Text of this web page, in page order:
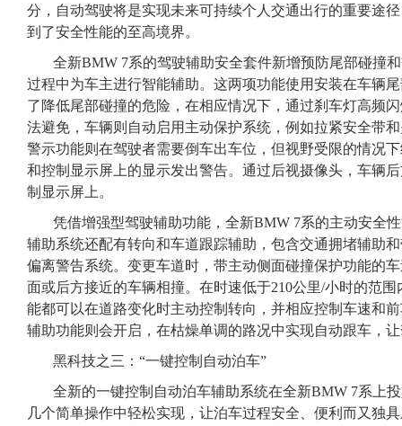
分，自动驾驶将是实现未来可持续个人交通出行的重要途
到了安全性能的至高境界。
全新BMW 7系的驾驶辅助安全套件新增预防尾部碰撞
过程中为车主进行智能辅助。这两项功能使用安装在车辆
了降低尾部碰撞的危险，在相应情况下，通过刹车灯高频
法避免，车辆则自动启用主动保护系统，例如拉紧安全带
警示功能则在驾驶者需要倒车出车位，但视野受限的情况
和控制显示屏上的显示发出警告。通过后视摄像头，车辆
制显示屏上。
凭借增强型驾驶辅助功能，全新BMW 7系的主动安全
辅助系统还配有转向和车道跟踪辅助，包含交通拥堵辅助
偏离警告系统。变更车道时，带主动侧面碰撞保护功能的
面或后方接近的车辆相撞。在时速低于210公里/小时的范
能都可以在道路变化时主动控制转向，并相应控制车速和
辅助功能则会开启，在枯燥单调的路况中实现自动跟车，
黑科技之三：“一键控制自动泊车”
全新的一键控制自动泊车辅助系统在全新BMW 7系上
几个简单操作中轻松实现，让泊车过程安全、便利而又独